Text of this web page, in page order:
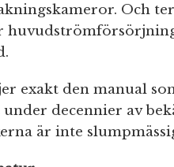
Och
exakt den manual
under decennier av
är inte